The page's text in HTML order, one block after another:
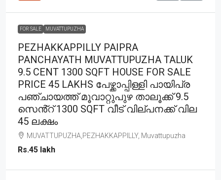
FOR SALE MUVATTUPUZHA
PEZHAKKAPPILLY PAIPRA
PANCHAYATH MUVATTUPUZHA TALUK
9.5 CENT 1300 SQFT HOUSE FOR SALE
PRICE 45 LAKHS പേഴ്ക്കാപ്പിള്ളി പായിപ്ര
പഞ്ചായത്ത് മൂവാറ്റുപുഴ താലൂക്ക് 9.5
സെൻ്റ് 1300 SQFT വീട് വില്പനക്ക് വില
45 ലക്ഷം
MUVATTUPUZHA,PEZHAKKAPPILLY, Muvattupuzha
Rs.45 lakh